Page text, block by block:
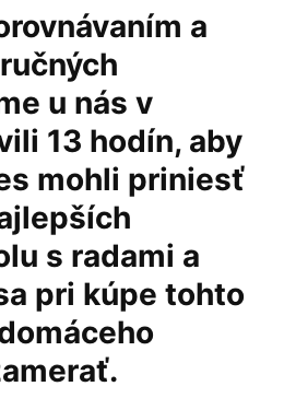
a
u nás v
13 hodín, aby
mohli priniesť
s radami a
pri kúpe tohto